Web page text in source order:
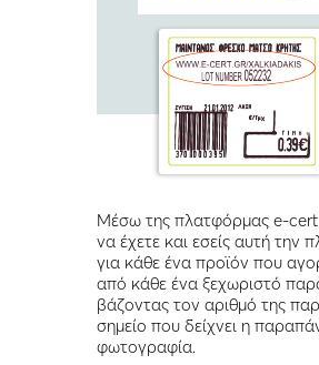
Μέσω της πλατφόρμας e-cert
να έχετε και εσείς αυτή την
για κάθε ένα προϊόν που
από κάθε ένα ξεχωριστό
βάζοντας τον αριθμό της
σημείο που δείχνει η
φωτογραφία.